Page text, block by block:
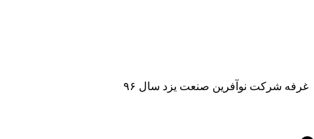
غرفه شرکت نوآفرین صنعت یزد سال ۹۶